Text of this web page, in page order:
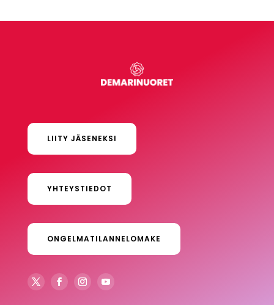
LIITY JÄSENEKSI
YHTEYSTIEDOT
ONGELMATILANNELOMAKE